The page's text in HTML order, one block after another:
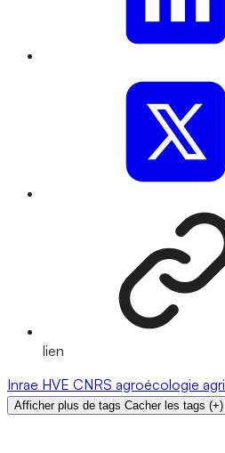
lien
Inrae HVE CNRS agroécologie
Afficher plus de tags Cacher les tags (+)